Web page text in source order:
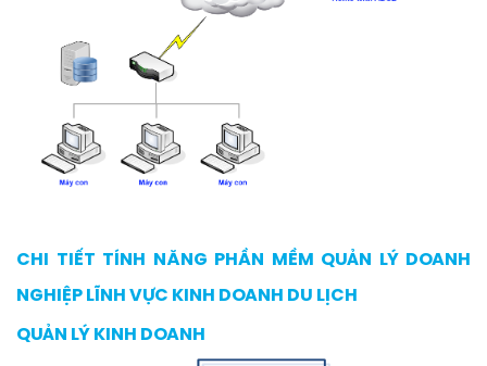
CHI TIẾT TÍNH NĂNG PHẦN MỀM QUẢN LÝ DOANH
NGHIỆP LĨNH VỰC KINH DOANH DU LỊCH
QUẢN LÝ KINH DOANH